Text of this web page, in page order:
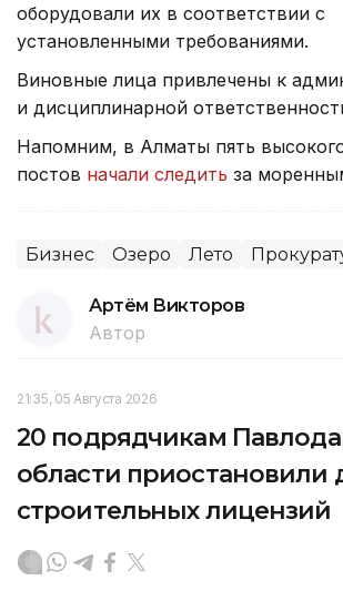
оборудовали их в соответствии с
установленными требованиями.
Виновные лица привлечены к
и дисциплинарной
Напомним, в Алматы пять
постов начали следить за
Бизнес Озеро Лето
Артём Викторов
Автор
21:35, 05 Августа 2026
20 подрядчикам
области приостановили
строительных лицензий